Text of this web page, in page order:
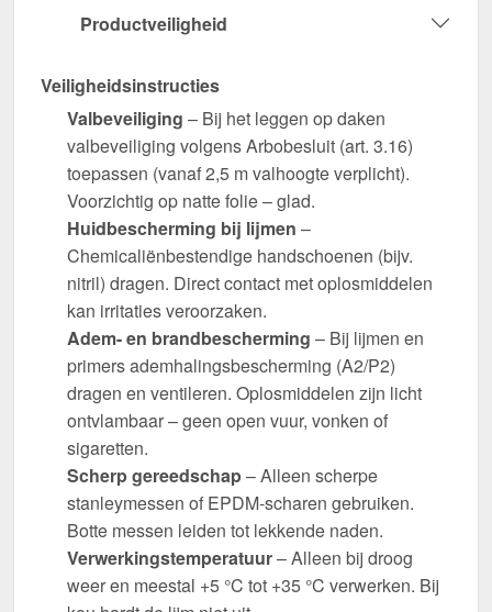
Productveiligheid
Veiligheidsinstructies
Valbeveiliging – Bij het leggen op daken
valbeveiliging volgens Arbobesluit (art. 3.16)
toepassen (vanaf 2,5 m valhoogte verplicht).
Voorzichtig op natte folie – glad.
Huidbescherming bij lijmen –
Chemicaliënbestendige handschoenen (bijv.
nitril) dragen. Direct contact met oplosmiddelen
kan irritaties veroorzaken.
Adem- en brandbescherming – Bij lijmen en
primers ademhalingsbescherming (A2/P2)
dragen en ventileren. Oplosmiddelen zijn licht
ontvlambaar – geen open vuur, vonken of
sigaretten.
Scherp gereedschap– Alleen scherpe
stanleymessen of EPDM-scharen gebruiken.
Botte messen leiden tot lekkende naden.
Verwerkingstemperatuur– Alleen bij droog
weer en meestal +5 °C tot +35 °C verwerken. Bij